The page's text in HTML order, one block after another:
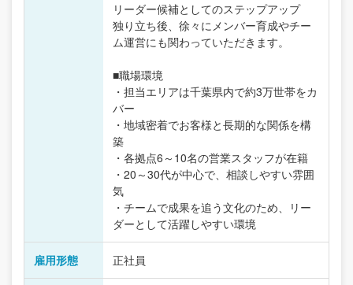
リーダー候補としてのステップアップ
独り立ち後、徐々にメンバー育成やチー
ム運営にも関わっていただきます。
■職場環境
・担当エリアは千葉県内で約3万世帯をカ
バー
・地域密着でお客様と長期的な関係を構
築
・各拠点6～10名の営業スタッフが在籍
・20～30代が中心で、相談しやすい雰囲
気
・チームで成果を追う文化のため、リー
ダーとして活躍しやすい環境
雇用形態 正社員